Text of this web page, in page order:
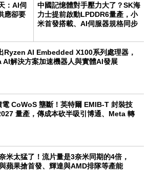
：AI伺
應卻要
中國記憶體對手壓力大了？SK海
力士提前啟動LPDDR6量產，小
米首發搭載、AI伺服器規格同步
Ryzen AI Embedded X100系列處理器，
AI解決方案加速機器人與實體AI發展
電 CoWoS 壟斷！英特爾 EMIB-T 封裝技
量產，傳成本砍半吸引博通、Meta 轉
米太猛了！流片量是3奈米同期的4倍，
蘋果搶首發、輝達與AMD排隊等產能